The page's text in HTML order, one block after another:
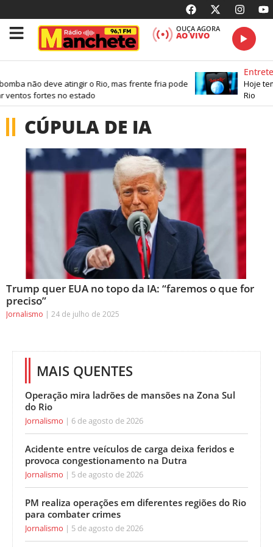
OUÇA AGORA
AO VIVO
não deve atingir o Rio, mas frente fria pode
ventos fortes no estado
Hoje
Rio
CÚPULA DE IA
Trump quer EUA no topo da IA: “faremos o que for
preciso”
Jornalismo 24 de julho de 2025
MAIS QUENTES
Operação mira ladrões de mansões na Zona Sul
do Rio
Jornalismo 6 de agosto de 2026
Acidente entre veículos de carga deixa feridos e
provoca congestionamento na Dutra
Jornalismo 5 de agosto de 2026
PM realiza operações em diferentes regiões do Rio
para combater crimes
Jornalismo 5 de agosto de 2026